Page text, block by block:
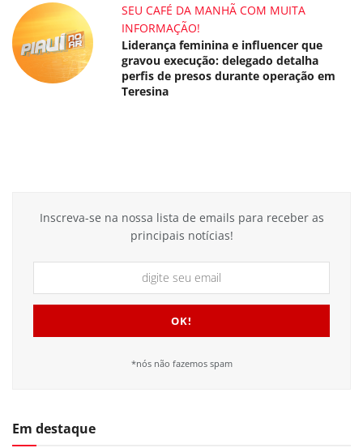
SEU CAFÉ DA MANHÃ COM MUITA
INFORMAÇÃO!
Liderança feminina e influencer que
gravou execução: delegado detalha
perfis de presos durante operação em
Teresina
Inscreva-se na nossa lista de emails para receber as
principais notícias!
*nós não fazemos spam
Em destaque